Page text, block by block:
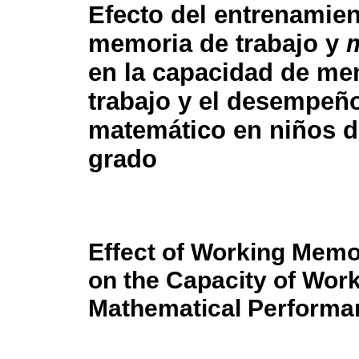
Efecto del
memoria de trabajo y
en la capacidad de
trabajo y el
matemático en niños
grado
Effect of Working
on the Capacity of
Mathematical